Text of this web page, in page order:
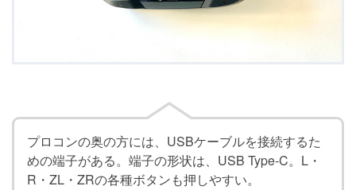
プロコンの奥の方には、USBケーブルを接続するた
めの端子がある。端子の形状は、USB Type-C。L・
R・ZL・ZRの各種ボタンも押しやすい。